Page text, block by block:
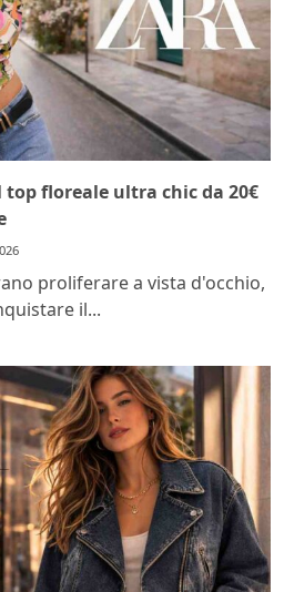
top floreale ultra chic da 20€
proliferare a vista d'occhio,
il...